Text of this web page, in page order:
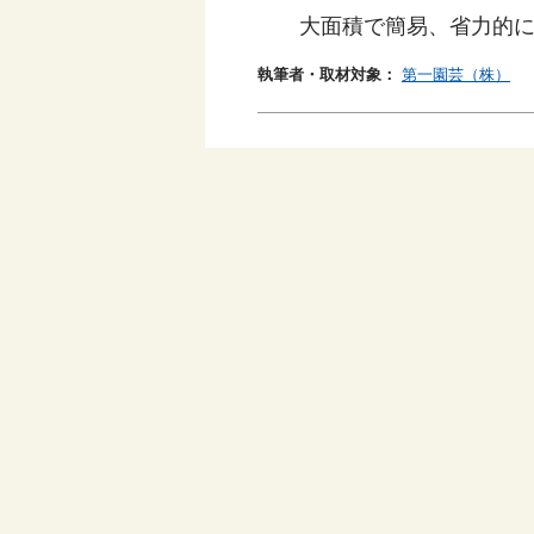
大面積で簡易、省力的
執筆者・取材対象： 第一園芸（株）